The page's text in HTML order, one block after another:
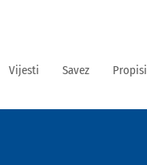
Vijesti Savez Propisi